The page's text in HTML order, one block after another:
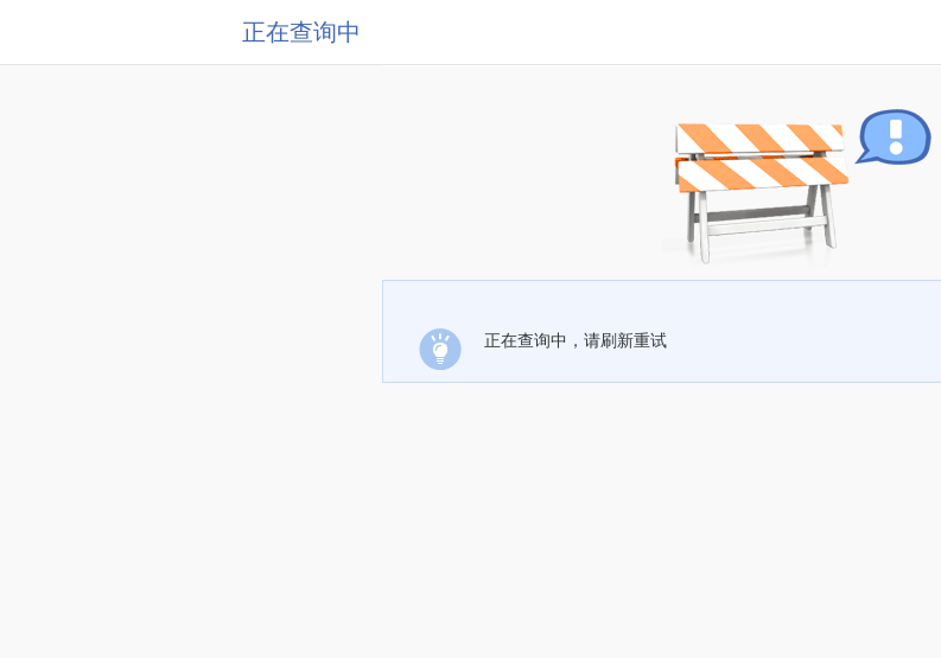
正在查询中
正在查询中，请刷新重试